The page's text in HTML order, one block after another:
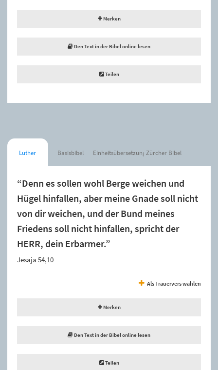
Merken
Den Text in der Bibel online lesen
Teilen
Luther Basisbibel Einheitsübersetzung Zürcher Bibel
“Denn es sollen wohl Berge weichen und
Hügel hinfallen, aber meine Gnade soll nicht
von dir weichen, und der Bund meines
Friedens soll nicht hinfallen, spricht der
HERR, dein Erbarmer.”
Jesaja 54,10
Als Trauervers wählen
Merken
Den Text in der Bibel online lesen
Teilen